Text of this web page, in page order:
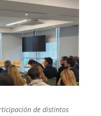
de distintos